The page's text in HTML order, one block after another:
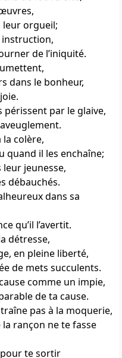
leur orgueil;
de l’iniquité.
dans le bonheur,
périssent par le glaive,
la colère,
quand il les enchaîne;
jeunesse,
débauchés.
dans sa
qu’il l’avertit.
détresse,
en pleine liberté,
de mets succulents.
comme un impie,
de ta cause.
pas à la moquerie,
rançon ne te fasse
te sortir